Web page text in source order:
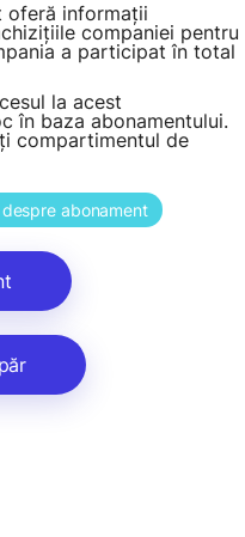
oferă informații
companiei pentru
a participat în total
la acest
în baza abonamentului.
compartimentul de
abonament